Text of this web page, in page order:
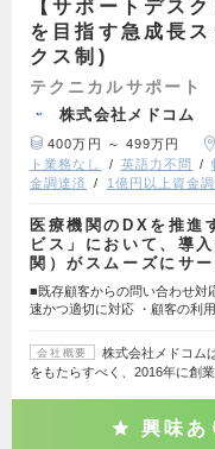
【サポートデス
を目指す急成長
クス制)
テクニカルサポート
株式会社メドコム
400万円 ～ 499万円
ト業務なし
英語力不問
金調達済
1億円以上資金
医療機関のDXを推進
ビス」において、導
関）がスムーズにサ
■既存顧客からの問い合わせ対
速かつ適切に対応 ・顧客の利
会社概要
株式会社メドコム
をもたらすべく、2016年に創
興味あ